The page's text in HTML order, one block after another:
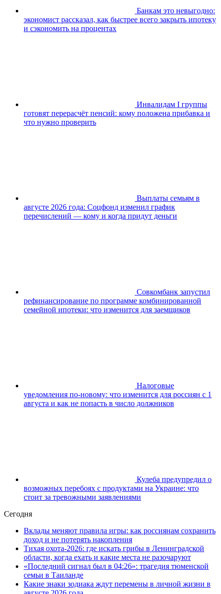
Банкам это невыгодно:
экономист рассказал, как быстрее всего закрыть ипотеку
и сэкономить на процентах
Инвалидам I группы
готовят перерасчёт пенсий: кому положена прибавка и
что нужно проверить
Выплаты семьям в
августе 2026 года: Соцфонд изменил график
перечислений — кому и когда придут деньги
Совкомбанк запустил
рефинансирование по программе комбинированной
семейной ипотеки: что изменится для заемщиков
Налоговые
уведомления по-новому: что изменится для россиян с 1
августа и как не попасть в число должников
Кулеба предупредил о
возможных перебоях с продуктами на Украине: что
стоит за тревожными заявлениями
Сегодня
Вклады меняют правила игры: как россиянам сохранить
доход и не потерять накопления
Тихая охота-2026: где искать грибы в Ленинградской
области, когда ехать и какие места не разочаруют
«Последний сигнал был в 04:26»: трагедия тюменской
семьи в Таиланде
Какие знаки зодиака ждут перемены в личной жизни в